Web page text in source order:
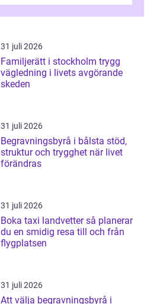
31 juli 2026
Familjerätt i stockholm trygg
vägledning i livets avgörande
skeden
31 juli 2026
Begravningsbyrå i bålsta stöd,
struktur och trygghet när livet
förändras
31 juli 2026
Boka taxi landvetter så planerar
du en smidig resa till och från
flygplatsen
31 juli 2026
Att välja begravningsbyrå i